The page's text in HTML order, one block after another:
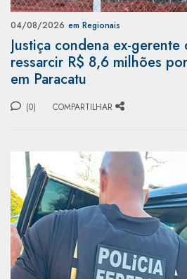
04/08/2026 em Regionais
Justiça condena ex-gerente
ressarcir R$ 8,6 milhões
em Paracatu
(0) COMPARTILHAR